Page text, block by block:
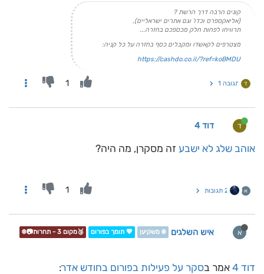
קונים הרבה דרך הרשת ?
(אליאקספרס וכדו' וגם אתרים ישראליים),
תרוויחו לפחות חלק מכספכם בחזרה...
מצטרפים לקאשדו ומקבלים כסף בחזרה על כל קניה:
https://cashdo.co.il/?ref=koBMDU
ד תגובה 1 1
ד דוד 4
אוהב שלג לא ישבע זה מסקרן, מה היה?
א 2 תגובות 1
א איש השלגים ❄️ משקיען 💖 תומך בפורום 🥉מקום 3 - תחרות📷❄️
דוד 4 אמר בסקר על פעילות בפורום בחודש אדר: